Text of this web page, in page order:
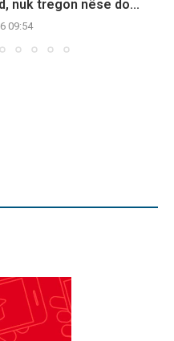
nuk tregon nëse do...
09:54